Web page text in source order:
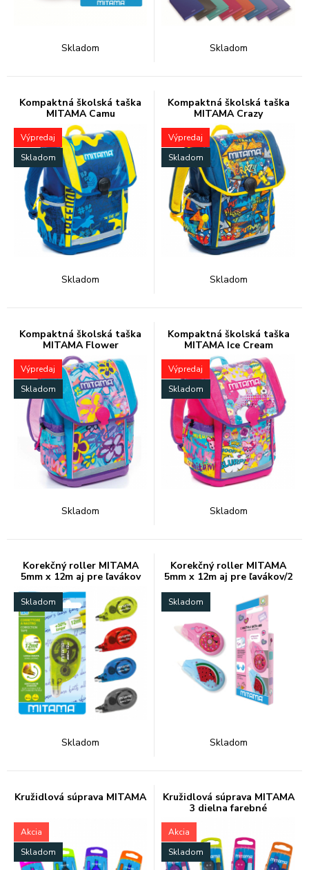
Skladom Skladom
Kompaktná školská taška
MITAMA Camu
Výpredaj
Skladom
Skladom
Kompaktná školská taška
MITAMA Crazy
Výpredaj
Skladom
Skladom
Kompaktná školská taška
MITAMA Flower
Výpredaj
Skladom
Skladom
Kompaktná školská taška
MITAMA Ice Cream
Výpredaj
Skladom
Skladom
Korekčný roller MITAMA
5mm x 12m aj pre ľavákov
Skladom
Skladom
Korekčný roller MITAMA
5mm x 12m aj pre ľavákov/2
Skladom
Skladom
Kružidlová súprava MITAMA
Akcia
Skladom
Kružidlová súprava MITAMA
3 dielna farebné
Akcia
Skladom